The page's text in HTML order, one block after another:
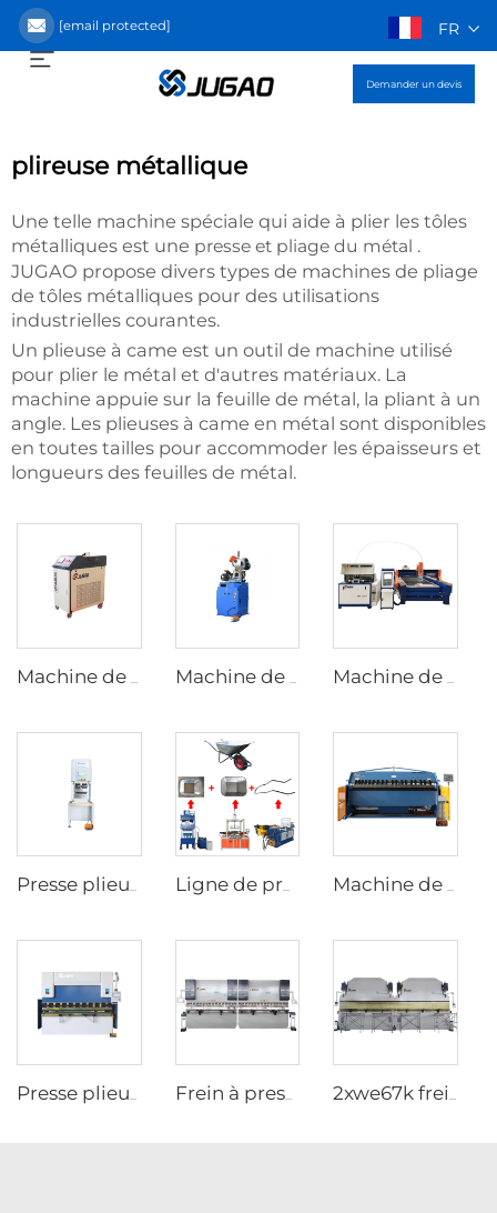
[email protected] FR
Demander un devis
plireuse métallique
Une telle machine spéciale qui aide à plier les tôles
métalliques est une presse et pliage du métal .
JUGAO propose divers types de machines de pliage
de tôles métalliques pour des utilisations
industrielles courantes.
Un plieuse à came est un outil de machine utilisé
pour plier le métal et d'autres matériaux. La
machine appuie sur la feuille de métal, la pliant à un
angle. Les plieuses à came en métal sont disponibles
en toutes tailles pour accommoder les épaisseurs et
longueurs des feuilles de métal.
Presse plieuse CNC entièrement électrique Ligne de production de soutien pour chariots à main Machine de pliage
Frein à presse en tandem CNC avec contrôleur cybelec touch 12